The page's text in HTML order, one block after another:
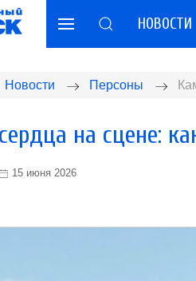
НОВОСТИ
Новости Персоны
на сцене:
15 июня 2026